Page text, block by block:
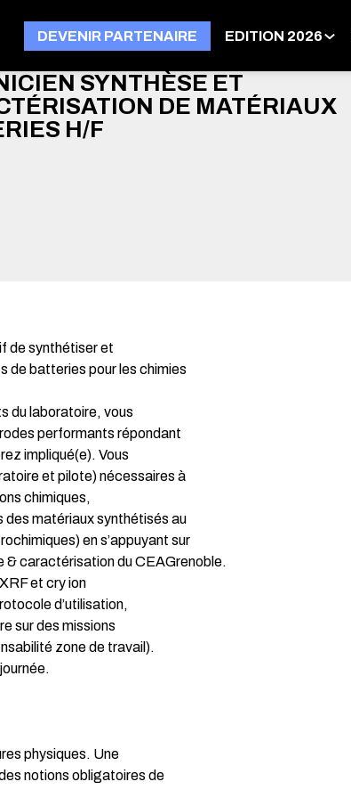
DEVENIR PARTENAIRE EDITION 2026
SYNTHÈSE ET
DE MATÉRIAUX
H/F
de synthétiser et
de batteries pour les chimies
du laboratoire, vous
performants répondant
impliqué(e). Vous
et pilote) nécessaires à
chimiques,
matériaux synthétisés au
en s’appuyant sur
& caractérisation du CEAGrenoble.
et cry ion
d’utilisation,
sur des missions
zone de travail).
physiques. Une
notions obligatoires de